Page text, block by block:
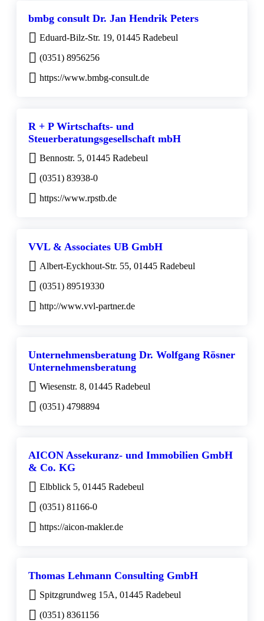
bmbg consult Dr. Jan Hendrik Peters
Eduard-Bilz-Str. 19, 01445 Radebeul
(0351) 8956256
https://www.bmbg-consult.de
R + P Wirtschafts- und
Steuerberatungsgesellschaft mbH
Bennostr. 5, 01445 Radebeul
(0351) 83938-0
https://www.rpstb.de
VVL & Associates UB GmbH
Albert-Eyckhout-Str. 55, 01445 Radebeul
(0351) 89519330
http://www.vvl-partner.de
Unternehmensberatung Dr. Wolfgang Rösner
Unternehmensberatung
Wiesenstr. 8, 01445 Radebeul
(0351) 4798894
AICON Assekuranz- und Immobilien GmbH
& Co. KG
Elbblick 5, 01445 Radebeul
(0351) 81166-0
https://aicon-makler.de
Thomas Lehmann Consulting GmbH
Spitzgrundweg 15A, 01445 Radebeul
(0351) 8361156